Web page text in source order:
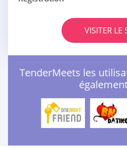
VISITER LE
TenderMeets les